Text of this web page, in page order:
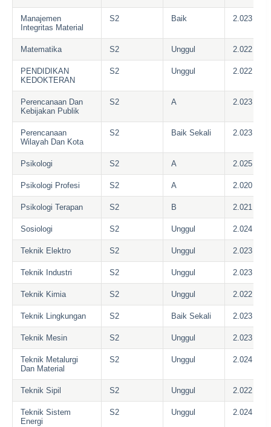
Manajemen
Integritas Material
S2 Baik 2.023
Matematika S2 Unggul 2.022
PENDIDIKAN
KEDOKTERAN
S2 Unggul 2.022
Perencanaan Dan
Kebijakan Publik
S2 A 2.023
Perencanaan
Wilayah Dan Kota
S2 Baik Sekali 2.023
Psikologi S2 A 2.025
Psikologi Profesi S2 A 2.020
Psikologi Terapan S2 B 2.021
Sosiologi S2 Unggul 2.024
Teknik Elektro S2 Unggul 2.023
Teknik Industri S2 Unggul 2.023
Teknik Kimia S2 Unggul 2.022
Teknik Lingkungan S2 Baik Sekali 2.023
Teknik Mesin S2 Unggul 2.023
Teknik Metalurgi
Dan Material
S2 Unggul 2.024
Teknik Sipil S2 Unggul 2.022
Teknik Sistem
Energi
S2 Unggul 2.024